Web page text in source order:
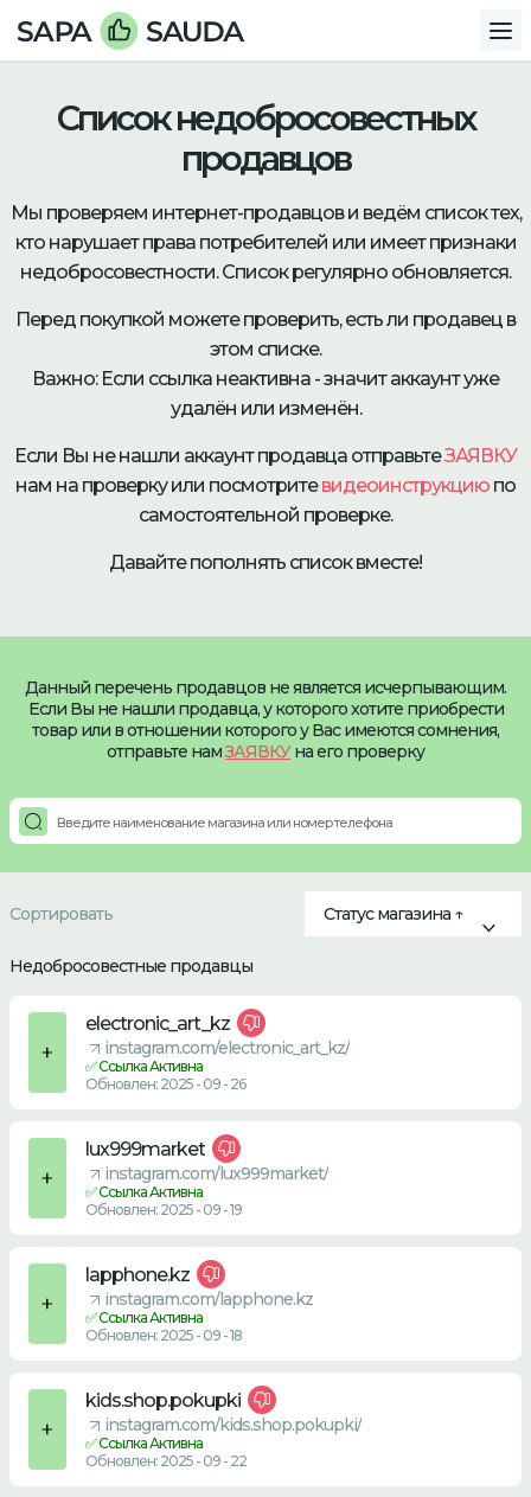
Список недобросовестных
продавцов
Мы проверяем интернет-продавцов и ведём список тех,
кто нарушает права потребителей или имеет признаки
недобросовестности. Список регулярно обновляется.
Перед покупкой можете проверить, есть ли продавец в
этом списке.
Важно: Если ссылка неактивна - значит аккаунт уже
удалён или изменён.
Если Вы не нашли аккаунт продавца отправьтеЗАЯВКУ
нам на проверку или посмотритевидеоинструкцию по
самостоятельной проверке.
Давайте пополнять список вместе!
Данный перечень продавцов не является исчерпывающим.
Если Вы не нашли продавца, у которого хотите приобрести
товар или в отношении которого у Вас имеются сомнения,
отправьте намЗАЯВКУна его проверку
Недобросовестные продавцы
Сортировать Статус магазина ↑
electronic_art_kz
instagram.com/electronic_art_kz/
✅ Ссылка Активна
Обновлен: 2025 - 09 - 26
lux999market
instagram.com/lux999market/
✅ Ссылка Активна
Обновлен: 2025 - 09 - 19
lapphone.kz
instagram.com/lapphone.kz
✅ Ссылка Активна
Обновлен: 2025 - 09 - 18
kids.shop.pokupki
instagram.com/kids.shop.pokupki/
✅ Ссылка Активна
Обновлен: 2025 - 09 - 22